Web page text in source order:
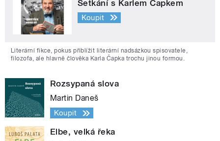
Setkání s Karlem Čapkem
Koupit
Literární fikce, pokus přiblížit literární nadsázkou spisovatele,
filozofa, ale hlavně člověka Karla Čapka trochu jinou formou.
Rozsypaná slova
Martin Daneš
Koupit
Elbe, velká řeka